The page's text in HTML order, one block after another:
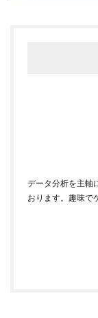
データ分析を主軸
おります。趣味で